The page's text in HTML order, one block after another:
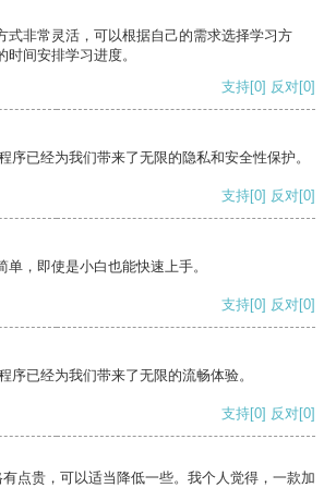
式非常灵活，可以根据自己的需求选择学习方
间安排学习进度。
支持[0] 反对[0]
序已经为我们带来了无限的隐私和安全性保护。
支持[0] 反对[0]
，即使是小白也能快速上手。
支持[0] 反对[0]
序已经为我们带来了无限的流畅体验。
支持[0] 反对[0]
点贵，可以适当降低一些。我个人觉得，一款加